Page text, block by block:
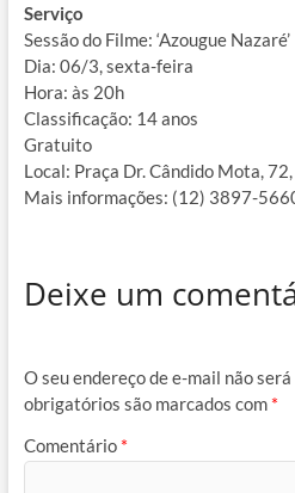
Serviço
Sessão do Filme: ‘Azougue Nazaré’
Dia: 06/3, sexta-feira
Hora: às 20h
Classificação: 14 anos
Gratuito
Local: Praça Dr. Cândido Mota,
Mais informações: (12) 3897-
Deixe um
O seu endereço de e-mail não
obrigatórios são marcados com *
Comentário *